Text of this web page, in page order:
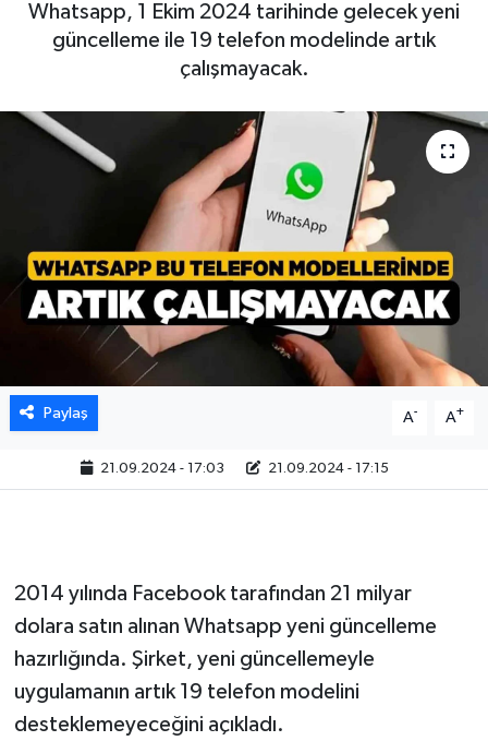
Whatsapp, 1 Ekim 2024 tarihinde gelecek yeni
güncelleme ile 19 telefon modelinde artık
çalışmayacak.
Paylaş A- A+
21.09.2024 - 17:03 21.09.2024 - 17:15
2014 yılında Facebook tarafından 21 milyar
dolara satın alınan Whatsapp yeni güncelleme
hazırlığında. Şirket, yeni güncellemeyle
uygulamanın artık 19 telefon modelini
desteklemeyeceğini açıkladı.
Haber Arşivi